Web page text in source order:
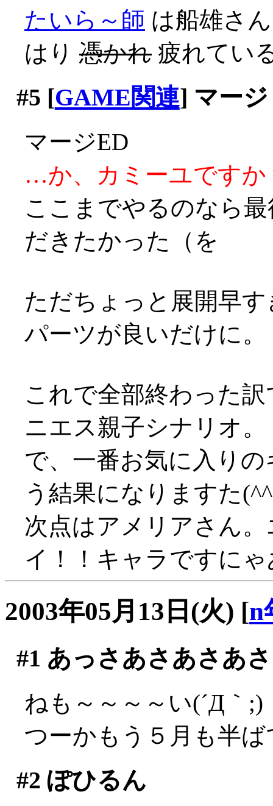
たいら～師 は船雄さ
はり 憑かれ 疲れてい
#5 [GAME関連] マージ
マージED
…か、カミーユですか
ここまでやるのなら
だきたかった（を
ただちょっと展開早
パーツが良いだけに。
これで全部終わった
ニエス親子シナリオ。
で、一番お気に入り
う結果になりますた
次点はアメリアさん
イ！！キャラですにゃ
2003年05月13日(火) [n
#1 あっさあさあさあ
ねも～～～～い(´Д｀;)
つーかもう５月も半ば
#2 ぽひるん